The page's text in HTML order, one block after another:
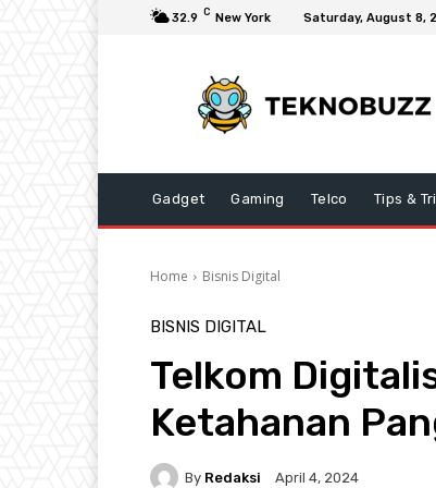
32.9 C New York Saturday, August 8,
Gadget Gaming Telco Tips &
Home Bisnis Digital
BISNIS DIGITAL
Telkom
Ketahanan
By Redaksi April 4, 2024